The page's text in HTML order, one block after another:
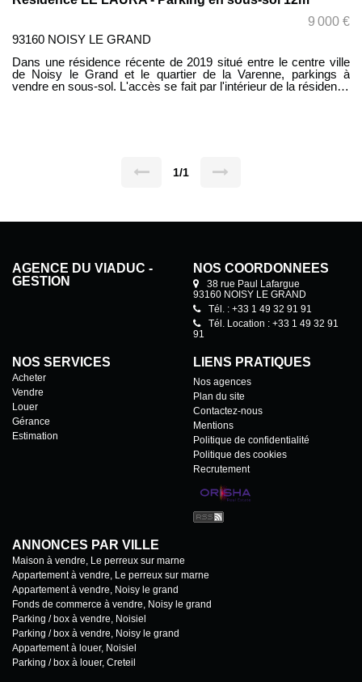
9 000 €
93160 NOISY LE GRAND
Dans une résidence récente de 2019 situé entre le centre ville
de Noisy le Grand et le quartier de la Varenne, parkings à
vendre en sous-sol. L'accès se fait par l'intérieur de la résidence
1/1
AGENCE DU VIADUC -
GESTION
NOS COORDONNÉES
38 rue Paul Lafargue
93160 NOISY LE GRAND
Tél. : +33 1 49 32 91 91
Tél. Location : +33 1 49 32 91
91
NOS SERVICES
Acheter
Vendre
Louer
Gérance
Estimation
LIENS PRATIQUES
Nos agences
Plan du site
Contactez-nous
Mentions
Politique de confidentialité
Politique des cookies
Recrutement
ANNONCES PAR VILLE
Maison à vendre, Le perreux sur marne
Appartement à vendre, Le perreux sur marne
Appartement à vendre, Noisy le grand
Fonds de commerce à vendre, Noisy le grand
Parking / box à vendre, Noisiel
Parking / box à vendre, Noisy le grand
Appartement à louer, Noisiel
Parking / box à louer, Creteil